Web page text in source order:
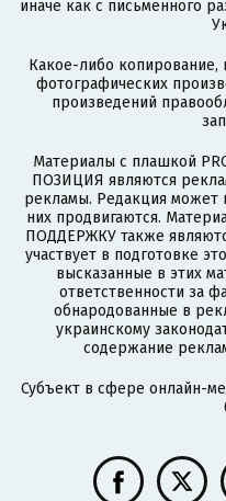
иначе как с письменного
Какое-либо копирование,
фотографических
произведений
Материалы с плашкой
ПОЗИЦИЯ являются
рекламы. Редакция может
них продвигаются.
ПОДДЕРЖКУ также
участвует в подготовке
высказанные в этих
ответственности за
обнародованные в
украинскому
содержание
Субъект в сфере онлайн-